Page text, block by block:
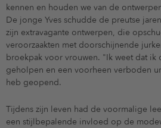
kennen en houden we van de
De jonge Yves schudde de preutse
zijn extravagante ontwerpen, die
veroorzaakten met doorschijnende
broekpak voor vrouwen. "Ik weet dat
geholpen en een voorheen verboden
heb geopend.
Tijdens zijn leven had de voormalige
een stijlbepalende invloed op de